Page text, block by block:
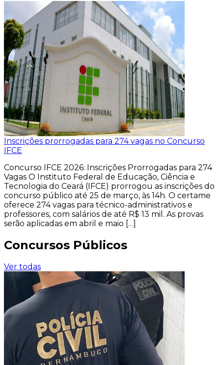
Inscrições prorrogadas para 274 vagas no Concurso
IFCE
Concurso IFCE 2026: Inscrições Prorrogadas para 274
Vagas O Instituto Federal de Educação, Ciência e
Tecnologia do Ceará (IFCE) prorrogou as inscrições do
concurso público até 25 de março, às 14h. O certame
oferece 274 vagas para técnico-administrativos e
professores, com salários de até R$ 13 mil. As provas
serão aplicadas em abril e maio […]
Concursos Públicos
Ver todas